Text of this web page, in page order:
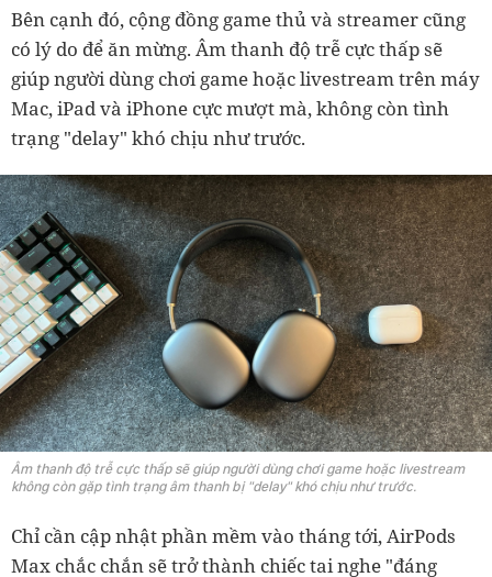
Bên cạnh đó, cộng đồng game thủ và streamer cũng
có lý do để ăn mừng. Âm thanh độ trễ cực thấp sẽ
giúp người dùng chơi game hoặc livestream trên máy
Mac, iPad và iPhone cực mượt mà, không còn tình
trạng "delay" khó chịu như trước.
Âm thanh độ trễ cực thấp sẽ giúp người dùng chơi game hoặc livestream
không còn gặp tình trạng âm thanh bị "delay" khó chịu như trước.
Chỉ cần cập nhật phần mềm vào tháng tới, AirPods
Max chắc chắn sẽ trở thành chiếc tai nghe "đáng